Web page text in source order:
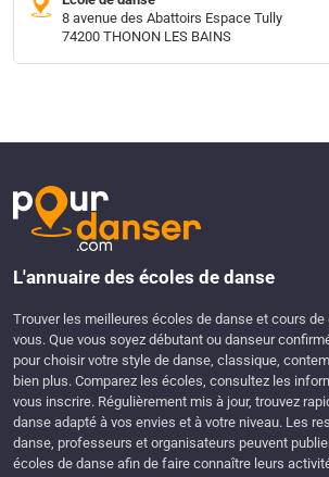
8 avenue des Abattoirs Espace Tully
74200 THONON LES BAINS
L'annuaire des écoles de danse
Trouver les meilleures écoles de danse et cours de
vous. Que vous soyez débutant ou danseur
pour choisir votre style de danse, classique,
bien plus. Comparez les écoles, consultez les
vous inscrire. Régulièrement mis à jour, trouvez
danse adapté à vos envies et à votre niveau. Les
danse, professeurs et organisateurs peuvent
écoles de danse afin de faire connaître leurs